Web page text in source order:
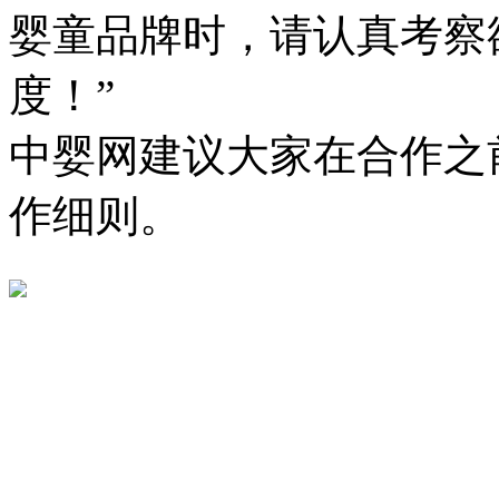
婴童品牌时，请认真考
度！”
中婴网建议大家在合作
作细则。